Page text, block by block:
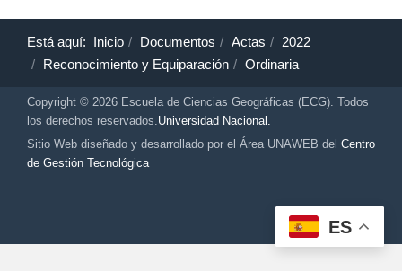
ES
Está aquí: Inicio Documentos Actas
2022
Reconocimiento y Equiparación
Ordinaria
Copyright © 2026 Escuela de Ciencias Geográficas (ECG). Todos
los derechos reservados.Universidad Nacional.
Sitio Web diseñado y desarrollado por el Área UNAWEB del Centro
de Gestión Tecnológica